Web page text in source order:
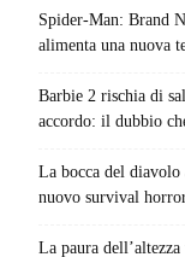
Spider-Man: Brand
alimenta una nuova
Barbie 2 rischia di
accordo: il dubbio
La bocca del
nuovo survival
La paura